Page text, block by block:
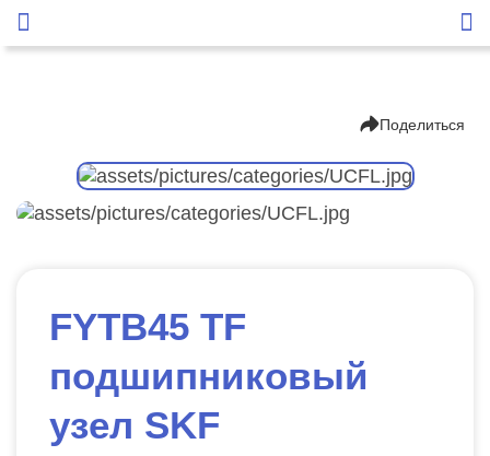
Поделиться
FYTB45 TF
подшипниковый
узел SKF